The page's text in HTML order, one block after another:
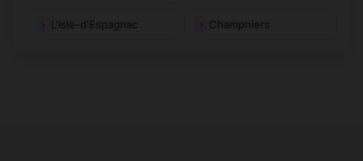
L'Isle-d'Espagnac Champniers